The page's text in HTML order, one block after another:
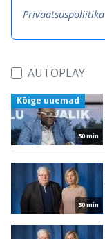
Privaatsuspoliitika
AUTOPLAY
30 min
Kõige uuemad
30 min